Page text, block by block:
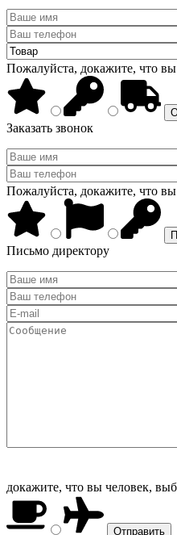
Пожалуйста, докажите, что
Заказать звонок
Пожалуйста, докажите, что
Письмо директору
докажите, что вы человек,